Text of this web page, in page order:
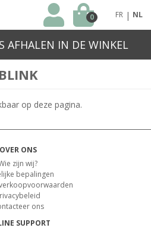
0 FR | NL
AFHALEN IN DE WINKEL
BLINK
op deze pagina.
OVER ONS
zijn wij?
bepalingen
ons
SUPPORT